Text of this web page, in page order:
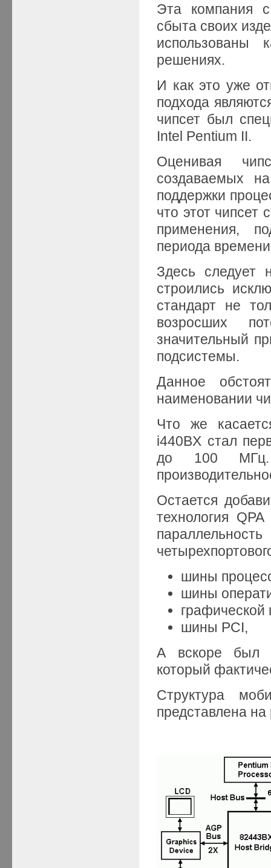
Эта компания
сбыта своих
решениях.
И как это уже
подхода
чипсет был
Intel Pentium II.
Оценивая
создаваемых
поддержки
что этот чипсет
применения,
периода
Здесь следует
строились
стандарт не
возросших
значительный
подсистемы.
Данное
наименовании
Что же
i440BX стал
до 100 МГц.
Остается
технология
шины
шины
шины PCI,
А вскоре был
который
Структура
представлена на